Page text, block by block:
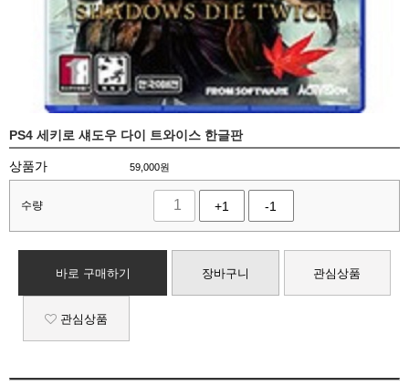
PS4 세키로 섀도우 다이 트와이스 한글판
상품가 59,000원
수량 +1 -1
바로 구매하기 장바구니 관심상품
관심상품